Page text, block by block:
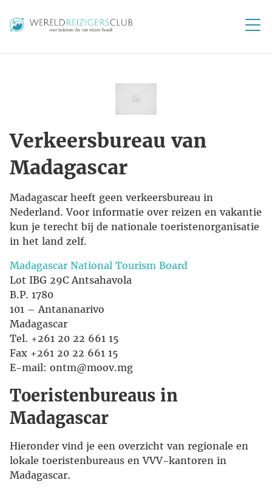
Verkeersbureau van
Madagascar
Madagascar heeft geen verkeersbureau in
Nederland. Voor informatie over reizen en vakantie
kun je terecht bij de nationale toeristenorganisatie
in het land zelf.
Madagascar National Tourism Board
Lot IBG 29C Antsahavola
B.P. 1780
101 – Antananarivo
Madagascar
Tel. +261 20 22 661 15
Fax +261 20 22 661 15
E-mail: ontm@moov.mg
Toeristenbureaus in
Madagascar
Hieronder vind je een overzicht van regionale en
lokale toeristenbureaus en VVV-kantoren in
Madagascar.